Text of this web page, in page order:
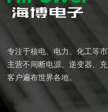
专注于核电、电力、化工等
主营不间断电源、逆变器、
客户遍布世界各地。